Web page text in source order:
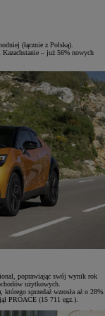
(łącznie z Polską).
– już 56% nowych
poprawiając swój wynik rok
użytkowych.
sprzedaż wzrosła aż o 28%.
PROACE (15 711 egz.).